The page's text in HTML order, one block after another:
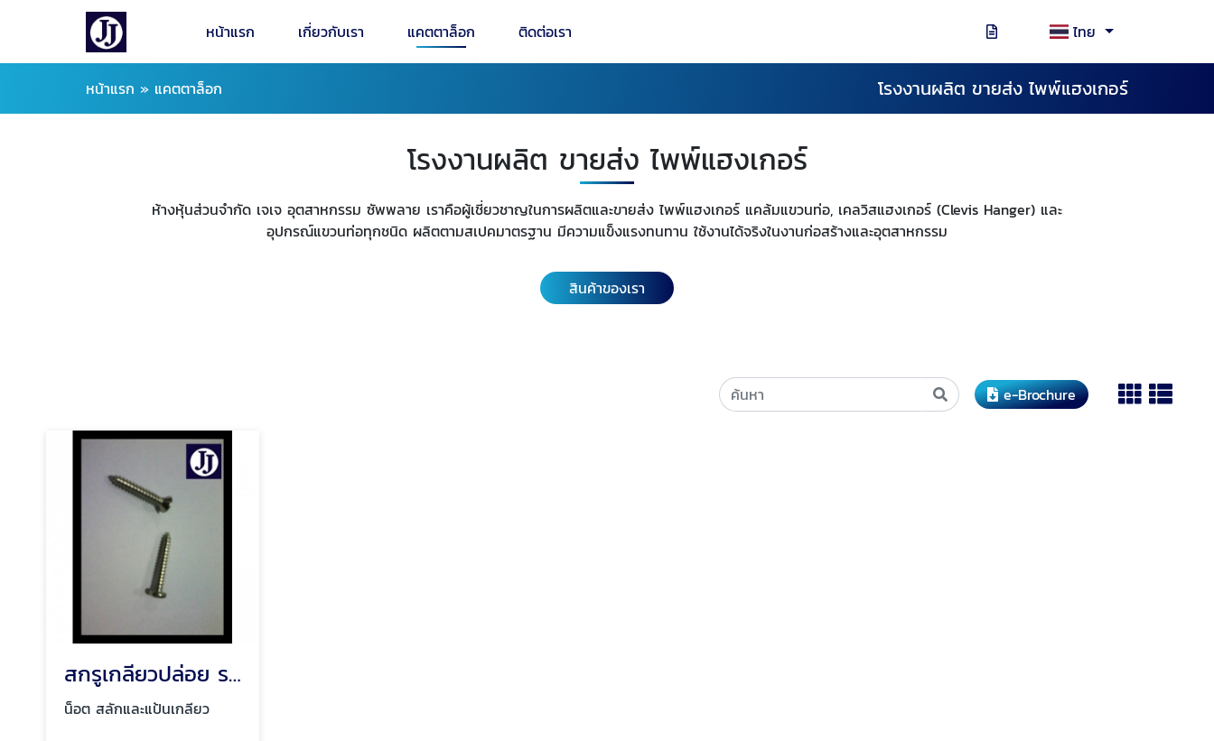
หน้าแรก เกี่ยวกับเรา แคตตาล็อก ติดต่อเรา ไทย
หน้าแรก » แคตตาล็อก โรงงานผลิต ขายส่ง ไพพ์แฮงเกอร์
โรงงานผลิต ขายส่ง ไพพ์แฮงเกอร์
ห้างหุ้นส่วนจำกัด เจเจ อุตสาหกรรม ซัพพลาย เราคือผู้เชี่ยวชาญในการผลิตและขายส่ง ไพพ์แฮงเกอร์ แคล้มแขวนท่อ, เคลวิสแฮงเกอร์ (Clevis Hanger) และ
อุปกรณ์แขวนท่อทุกชนิด ผลิตตามสเปคมาตรฐาน มีความแข็งแรงทนทาน ใช้งานได้จริงในงานก่อสร้างและอุตสาหกรรม
สินค้าของเรา
e-Brochure
สกรูเกลียวปล่อย ราคาโรงงาน
น็อต สลักและแป้นเกลียว